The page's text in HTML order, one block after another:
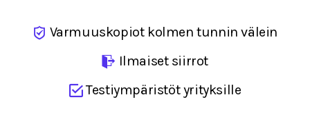
Varmuuskopiot kolmen tunnin välein
Ilmaiset siirrot
Testiympäristöt yrityksille